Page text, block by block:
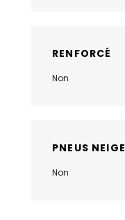
RENFORCÉ
Non
PNEUS NEIGE
Non